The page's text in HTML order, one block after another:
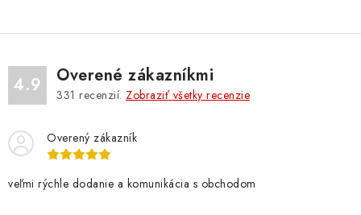
4.9 Overené zákazníkmi
331 recenzií. Zobraziť všetky recenzie
Overený zákazník
veľmi rýchle dodanie a komunikácia s obchodom